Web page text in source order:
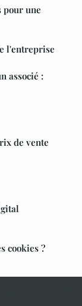
pour une
l'entreprise
associé :
de vente
cookies ?